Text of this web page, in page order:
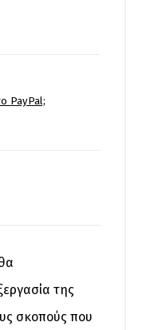
PayPal;
της
σκοπούς που